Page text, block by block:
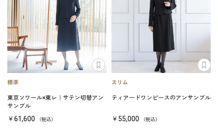
東京ソワール×東レ｜サテン切替アン
サンブル
￥61,600 （税込）
ティアードワンピースのアンサンブル
￥55,000 （税込）